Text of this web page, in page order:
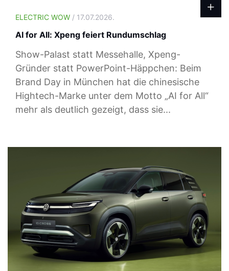
ELECTRIC WOW / 17.07.2026.
AI for All: Xpeng feiert Rundumschlag
Show-Palast statt Messehalle, Xpeng-
Gründer statt PowerPoint-Häppchen: Beim
Brand Day in München hat die chinesische
Hightech-Marke unter dem Motto „AI for All“
mehr als deutlich gezeigt, dass sie...